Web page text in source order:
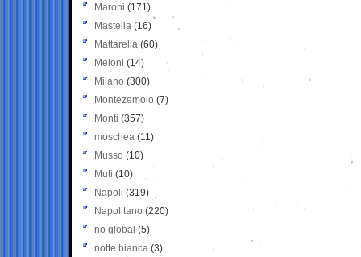
Maroni (171)
Mastella (16)
Mattarella (60)
Meloni (14)
Milano (300)
Montezemolo (7)
Monti (357)
moschea (11)
Musso (10)
Muti (10)
Napoli (319)
Napolitano (220)
no global (5)
notte bianca (3)